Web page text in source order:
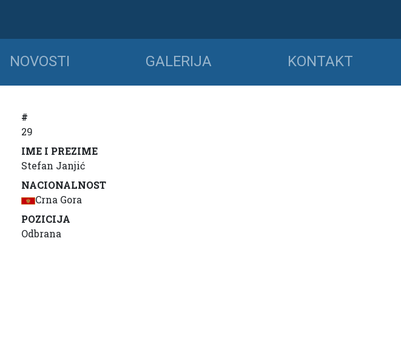
NOVOSTI GALERIJA KONTAKT
#
29
IME I PREZIME
Stefan Janjić
NACIONALNOST
Crna Gora
POZICIJA
Odbrana